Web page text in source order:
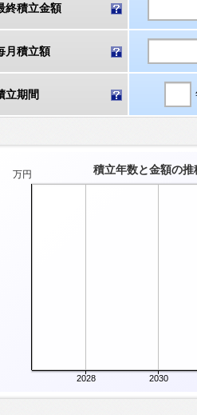
終積立金額
月積立額
立期間
万円 積立年数と金額の推
2028 2030